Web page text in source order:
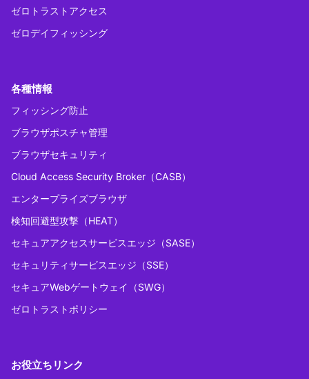
ゼロトラストアクセス
ゼロデイフィッシング
各種情報
フィッシング防止
ブラウザポスチャ管理
ブラウザセキュリティ
Cloud Access Security Broker（CASB）
エンタープライズブラウザ
検知回避型攻撃（HEAT）
セキュアアクセスサービスエッジ（SASE）
セキュリティサービスエッジ（SSE）
セキュアWebゲートウェイ（SWG）
ゼロトラストポリシー
お役立ちリンク